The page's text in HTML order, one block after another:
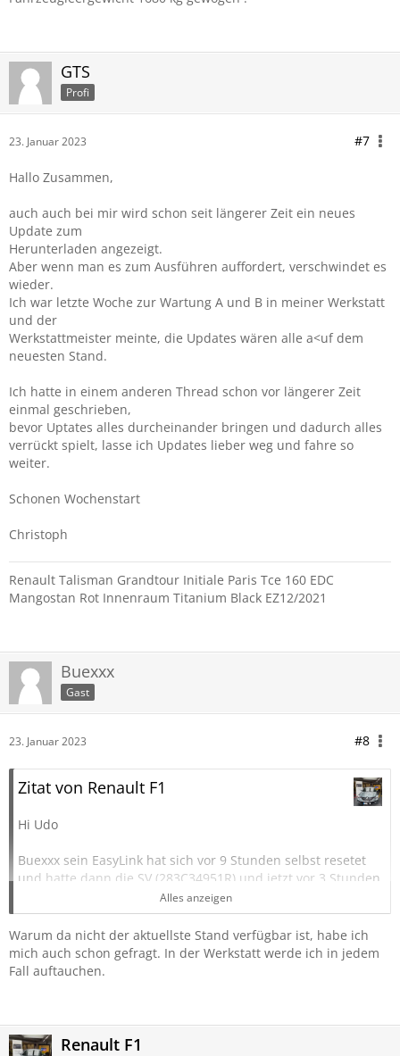
GTS
Profi
23. Januar 2023 #7
Hallo Zusammen,
auch auch bei mir wird schon seit längerer Zeit ein neues
Update zum
Herunterladen angezeigt.
Aber wenn man es zum Ausführen auffordert, verschwindet es
wieder.
Ich war letzte Woche zur Wartung A und B in meiner Werkstatt
und der
Werkstattmeister meinte, die Updates wären alle a<uf dem
neuesten Stand.
Ich hatte in einem anderen Thread schon vor längerer Zeit
einmal geschrieben,
bevor Uptates alles durcheinander bringen und dadurch alles
verrückt spielt, lasse ich Updates lieber weg und fahre so
weiter.
Schonen Wochenstart
Christoph
Renault Talisman Grandtour Initiale Paris Tce 160 EDC
Mangostan Rot Innenraum Titanium Black EZ12/2021
Buexxx
Gast
23. Januar 2023 #8
Zitat von Renault F1
Hi Udo
Buexxx sein EasyLink hat sich vor 9 Stunden selbst resetet
und hatte dann die SV (283C34951R) und jetzt vor 3 Stunden
hat er über OTA ( ? ) die fehlerhafte erhalten !
Wieso gibts denn die noch zum Laden ?
Ich denke die wurde gelöscht !
LG Jens
Alles anzeigen
Warum da nicht der aktuellste Stand verfügbar ist, habe ich
mich auch schon gefragt. In der Werkstatt werde ich in jedem
Fall auftauchen.
Renault F1